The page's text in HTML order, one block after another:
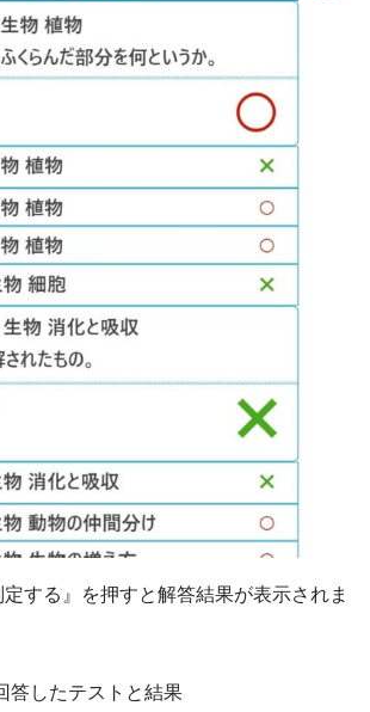
する』を押すと解答結果が表示されま
したテストと結果